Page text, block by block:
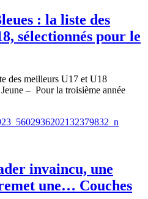
: la liste des
sélectionnés pour le
des meilleurs U17 et U18
– Pour la troisième année
invaincu, une
une… Couches